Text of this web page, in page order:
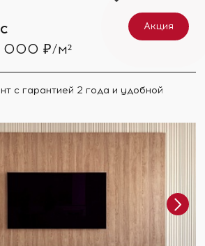
000 ₽/м²
с гарантией 2 года и удобной
Акция